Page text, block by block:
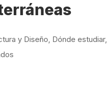
Zelanda
y Diseño, Dónde estudiar,